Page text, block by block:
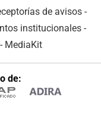
de avisos -
institucionales -
- MediaKit
de: